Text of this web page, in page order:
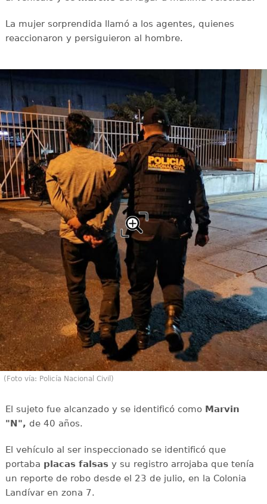
La mujer sorprendida llamó a los agentes, quienes
reaccionaron y persiguieron al hombre.
(Foto vía: Policía Nacional Civil)
El sujeto fue alcanzado y se identificó como Marvin
"N", de 40 años.
El vehículo al ser inspeccionado se identificó que
portaba placas falsasy su registro arrojaba que tenía
un reporte de robo desde el 23 de julio, en la Colonia
Landívar en zona 7.